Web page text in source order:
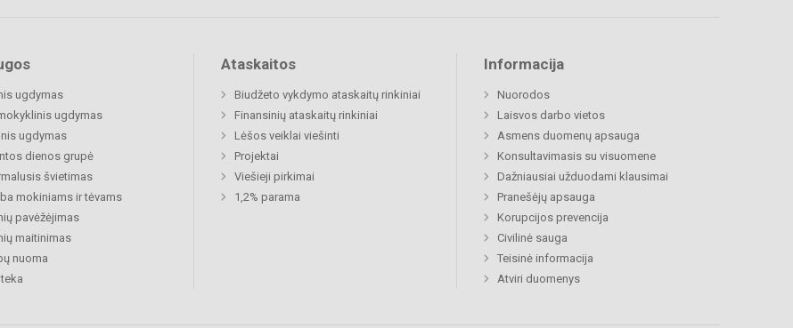
ugdymas
ugdymas
ugdymas
dienos grupė
švietimas
mokiniams ir tėvams
pavėžėjimas
maitinimas
nuoma
Ataskaitos
Biudžeto vykdymo ataskaitų rinkiniai
Finansinių ataskaitų rinkiniai
Lėšos veiklai viešinti
Projektai
Viešieji pirkimai
1,2% parama
Informacija
Nuorodos
Laisvos darbo vietos
Asmens duomenų apsauga
Konsultavimasis su visuomene
Dažniausiai užduodami klausimai
Pranešėjų apsauga
Korupcijos prevencija
Civilinė sauga
Teisinė informacija
Atviri duomenys